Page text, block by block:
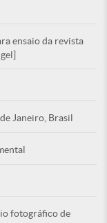
ensaio da revista
Janeiro, Brasil
fotográfico de